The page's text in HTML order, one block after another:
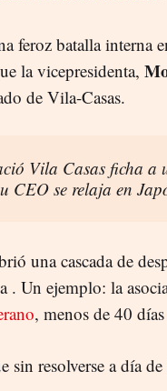
feroz batalla interna
la vicepresidenta,
de Vila-Casas.
Vila Casas ficha a
CEO se relaja en
una cascada de
. Un ejemplo: la
, menos de 40
sin resolverse a día